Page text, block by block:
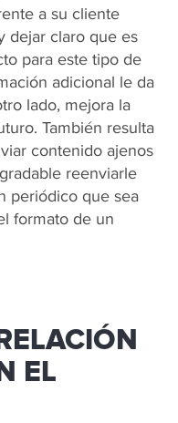
a su cliente
dejar claro que es
para este tipo de
adicional le da
lado, mejora la
También resulta
contenido ajenos
reenviarle
periódico que sea
formato de un
EL